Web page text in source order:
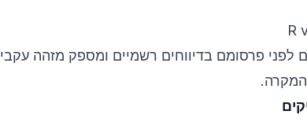
R
פרסומם בדיווחים רשמיים ומספק מזהה עקבי
המקרה.